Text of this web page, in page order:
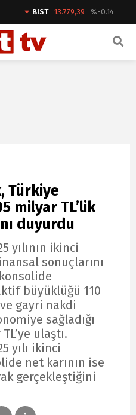
BIST 13.779,39 %-0.14
ARAMA YAP
Türkiye
milyar TL’lik
duyurdu
yılının ikinci
sonuçlarını
büyüklüğü 110
gayri nakdi
sağladığı
ulaştı.
yılı ikinci
net karının ise
gerçekleştiğini